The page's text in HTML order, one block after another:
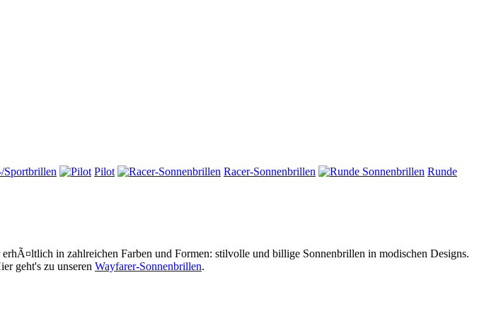
Sportbrillen Pilot Racer-Sonnenbrillen
Runde
in zahlreichen Farben und Formen: stilvolle und billige Sonnenbrillen in modischen Designs.
geht's zu unseren Wayfarer-Sonnenbrillen.